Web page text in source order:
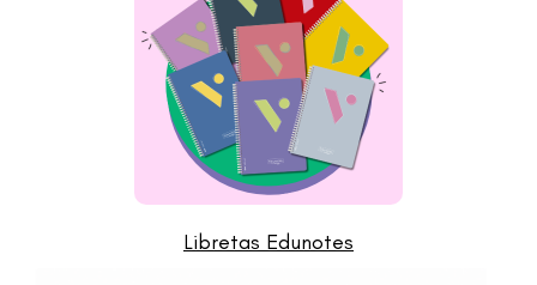
Libretas Edunotes